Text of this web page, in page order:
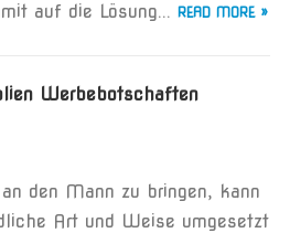
auf die Lösung... READ MORE »
Werbebotschaften
den Mann zu bringen, kann
Art und Weise umgesetzt